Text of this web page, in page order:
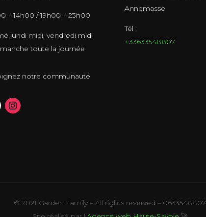
– 14h00 / 19h00 – 23h00
lundi midi, vendredi midi
toute la journée
notre communauté
Annemasse
Tél :
+33633548807
© 2021 Garden Family – All rights reserved – 0633548807